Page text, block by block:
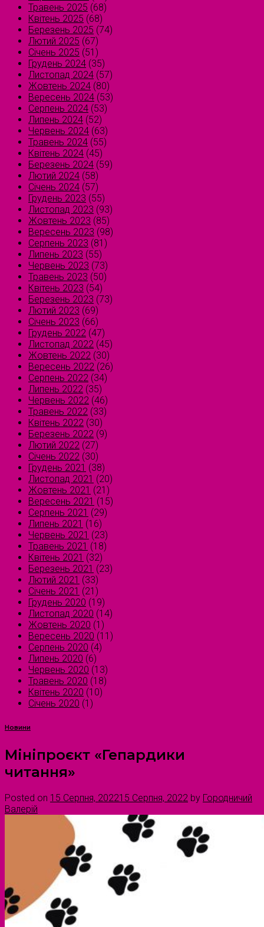
Травень 2025 (68)
Квітень 2025 (68)
Березень 2025 (74)
Лютий 2025 (67)
Січень 2025 (51)
Грудень 2024 (35)
Листопад 2024 (57)
Жовтень 2024 (80)
Вересень 2024 (53)
Серпень 2024 (53)
Липень 2024 (52)
Червень 2024 (63)
Травень 2024 (55)
Квітень 2024 (45)
Березень 2024 (59)
Лютий 2024 (58)
Січень 2024 (57)
Грудень 2023 (55)
Листопад 2023 (93)
Жовтень 2023 (85)
Вересень 2023 (98)
Серпень 2023 (81)
Липень 2023 (55)
Червень 2023 (73)
Травень 2023 (50)
Квітень 2023 (54)
Березень 2023 (73)
Лютий 2023 (69)
Січень 2023 (66)
Грудень 2022 (47)
Листопад 2022 (45)
Жовтень 2022 (30)
Вересень 2022 (26)
Серпень 2022 (34)
Липень 2022 (35)
Червень 2022 (46)
Травень 2022 (33)
Квітень 2022 (30)
Березень 2022 (9)
Лютий 2022 (27)
Січень 2022 (30)
Грудень 2021 (38)
Листопад 2021 (20)
Жовтень 2021 (21)
Вересень 2021 (15)
Серпень 2021 (29)
Липень 2021 (16)
Червень 2021 (23)
Травень 2021 (18)
Квітень 2021 (32)
Березень 2021 (23)
Лютий 2021 (33)
Січень 2021 (21)
Грудень 2020 (19)
Листопад 2020 (14)
Жовтень 2020 (1)
Вересень 2020 (11)
Серпень 2020 (4)
Липень 2020 (6)
Червень 2020 (13)
Травень 2020 (18)
Квітень 2020 (10)
Січень 2020 (1)
Новини
Мініпроєкт «Гепардики
читання»
Posted on 15 Серпня, 202215 Серпня, 2022 by Городничий
Валерій